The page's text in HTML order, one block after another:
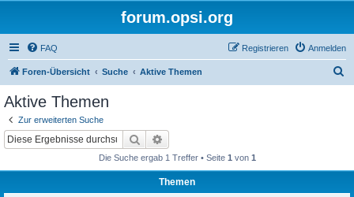
forum.opsi.org
FAQ Anmelden
Registrieren
Foren-Übersicht Suche Aktive Themen
Aktive Themen
Zur erweiterten Suche
Suche
Die Suche ergab 1 Treffer • Seite 1 von 1
Themen